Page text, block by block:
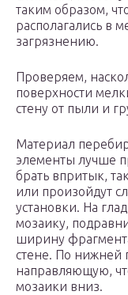
таким образом,
располагались в
загрязнению.
Проверяем,
поверхности
стену от пыли и
Материал
элементы лучше
брать впритык,
или произойдут
установки. На
мозаику,
ширину
стене. По нижней
направляющую,
мозаики вниз.